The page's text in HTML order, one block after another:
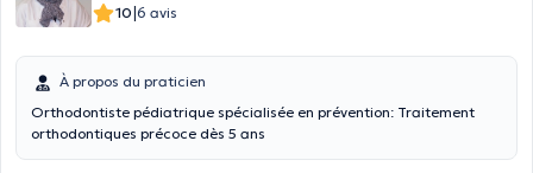
10|6 avis
À propos du praticien
Orthodontiste pédiatrique spécialisée en prévention: Traitement
orthodontiques précoce dès 5 ans